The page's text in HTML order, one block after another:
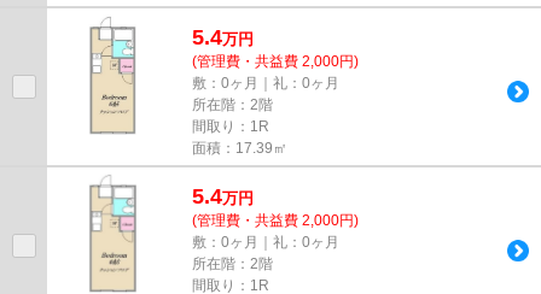
5.4万円
(管理費・共益費 2,000円)
敷：0ヶ月｜礼：0ヶ月
所在階：2階
間取り：1R
面積：17.39㎡
5.4万円
(管理費・共益費 2,000円)
敷：0ヶ月｜礼：0ヶ月
所在階：2階
間取り：1R